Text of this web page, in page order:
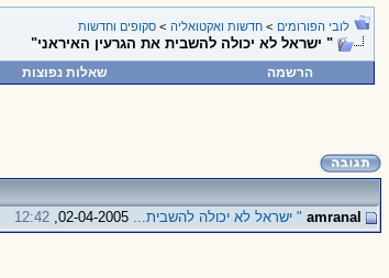
לובי הפורומים > חדשות ואקטואליה > סקופים וחדשות
" ישראל לא יכולה להשבית את הגרעין האיראני"
הרשמה שאלות נפוצות
amranal " ישראל לא יכולה להשבית... 12:42